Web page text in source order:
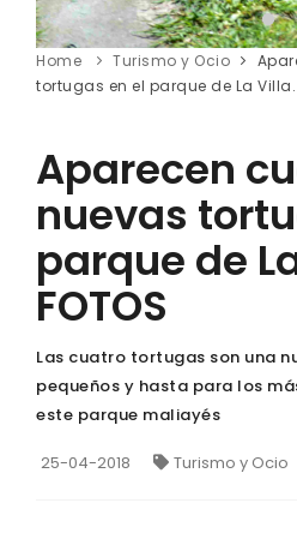
Home Turismo y Ocio
tortugas en el parque de La Villa.
Aparecen
nuevas
parque de
FOTOS
Las cuatro tortugas son una
pequeños y hasta para los
este parque maliayés
25-04-2018 Turismo y Ocio